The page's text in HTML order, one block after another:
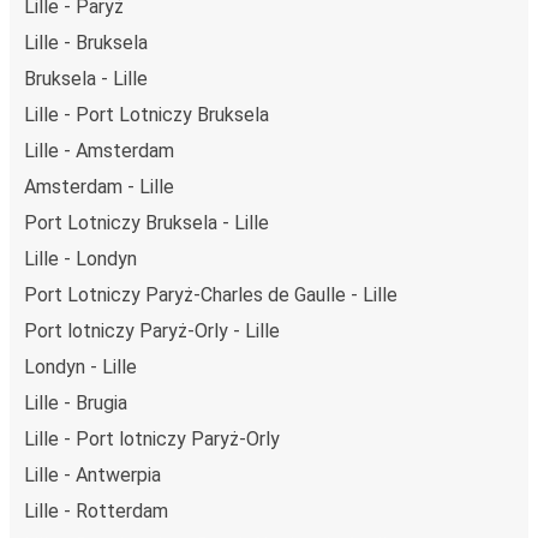
flocie autobusów, wykorzystując alternatywne
technologie napędu i paliwa oraz oferując wszystkim
pasażerom możliwość zrekompensowania emisji
dwutlenku węgla przy zakupie biletu.
Antwerpia to44,99 zł
jest znacznie tańsza od innych środków transportu.
Podróż z: Lille
dobrze? Oto wszystko, co musisz wiedzieć.
Lille jest węzłem komunikacyjnym z
autobusowymi
codziennie zabiera podróżujących na przejazdy krajowe i
Miejsce przyjazdu: Antwerpia
Antwerpia – przyjeżdżasz tu pierwszy raz? Oto wszystko,
Lille - Paryż
Lille - Bruksela
Bruksela - Lille
Lille - Port Lotniczy Bruksela
Lille - Amsterdam
Amsterdam - Lille
Port Lotniczy Bruksela - Lille
Lille - Londyn
Port Lotniczy Paryż-Charles de Gaulle - Lille
Port lotniczy Paryż-Orly - Lille
Londyn - Lille
Lille - Brugia
Lille - Port lotniczy Paryż-Orly
Lille - Antwerpia
Lille - Rotterdam